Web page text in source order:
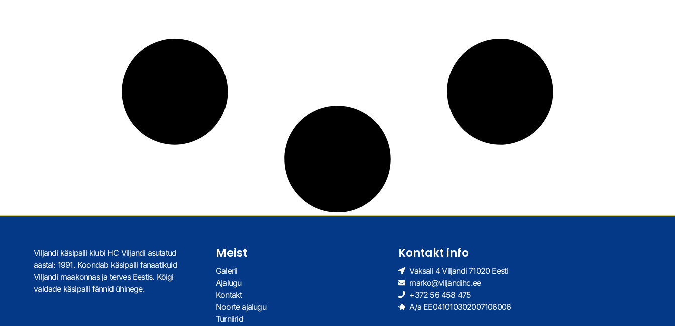
Viljandi käsipalli klubi HC Viljandi asutatud
aastal: 1991. Koondab käsipalli fanaatikuid
Viljandi maakonnas ja terves Eestis. Kõigi
valdade käsipalli fännid ühinege.
Meist
Galerii
Ajalugu
Kontakt
Noorte ajalugu
Turniirid
Kontakt info
Vaksali 4 Viljandi 71020 Eesti
marko@viljandihc.ee
+372 56 458 475
A/a EE041010302007106006